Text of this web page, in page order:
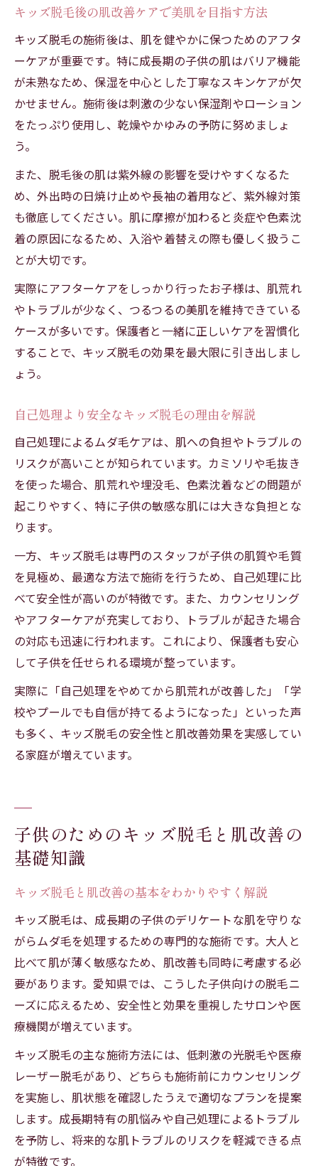
キッズ脱毛後の肌改善ケアで美肌を目指す方法
キッズ脱毛の施術後は、肌を健やかに保つためのアフタ
ーケアが重要です。特に成長期の子供の肌はバリア機能
が未熟なため、保湿を中心とした丁寧なスキンケアが欠
かせません。施術後は刺激の少ない保湿剤やローション
をたっぷり使用し、乾燥やかゆみの予防に努めましょ
う。
また、脱毛後の肌は紫外線の影響を受けやすくなるた
め、外出時の日焼け止めや長袖の着用など、紫外線対策
も徹底してください。肌に摩擦が加わると炎症や色素沈
着の原因になるため、入浴や着替えの際も優しく扱うこ
とが大切です。
実際にアフターケアをしっかり行ったお子様は、肌荒れ
やトラブルが少なく、つるつるの美肌を維持できている
ケースが多いです。保護者と一緒に正しいケアを習慣化
することで、キッズ脱毛の効果を最大限に引き出しまし
ょう。
自己処理より安全なキッズ脱毛の理由を解説
自己処理によるムダ毛ケアは、肌への負担やトラブルの
リスクが高いことが知られています。カミソリや毛抜き
を使った場合、肌荒れや埋没毛、色素沈着などの問題が
起こりやすく、特に子供の敏感な肌には大きな負担とな
ります。
一方、キッズ脱毛は専門のスタッフが子供の肌質や毛質
を見極め、最適な方法で施術を行うため、自己処理に比
べて安全性が高いのが特徴です。また、カウンセリング
やアフターケアが充実しており、トラブルが起きた場合
の対応も迅速に行われます。これにより、保護者も安心
して子供を任せられる環境が整っています。
実際に「自己処理をやめてから肌荒れが改善した」「学
校やプールでも自信が持てるようになった」といった声
も多く、キッズ脱毛の安全性と肌改善効果を実感してい
る家庭が増えています。
子供のためのキッズ脱毛と肌改善の
基礎知識
キッズ脱毛と肌改善の基本をわかりやすく解説
キッズ脱毛は、成長期の子供のデリケートな肌を守りな
がらムダ毛を処理するための専門的な施術です。大人と
比べて肌が薄く敏感なため、肌改善も同時に考慮する必
要があります。愛知県では、こうした子供向けの脱毛ニ
ーズに応えるため、安全性と効果を重視したサロンや医
療機関が増えています。
キッズ脱毛の主な施術方法には、低刺激の光脱毛や医療
レーザー脱毛があり、どちらも施術前にカウンセリング
を実施し、肌状態を確認したうえで適切なプランを提案
します。成長期特有の肌悩みや自己処理によるトラブル
を予防し、将来的な肌トラブルのリスクを軽減できる点
が特徴です。